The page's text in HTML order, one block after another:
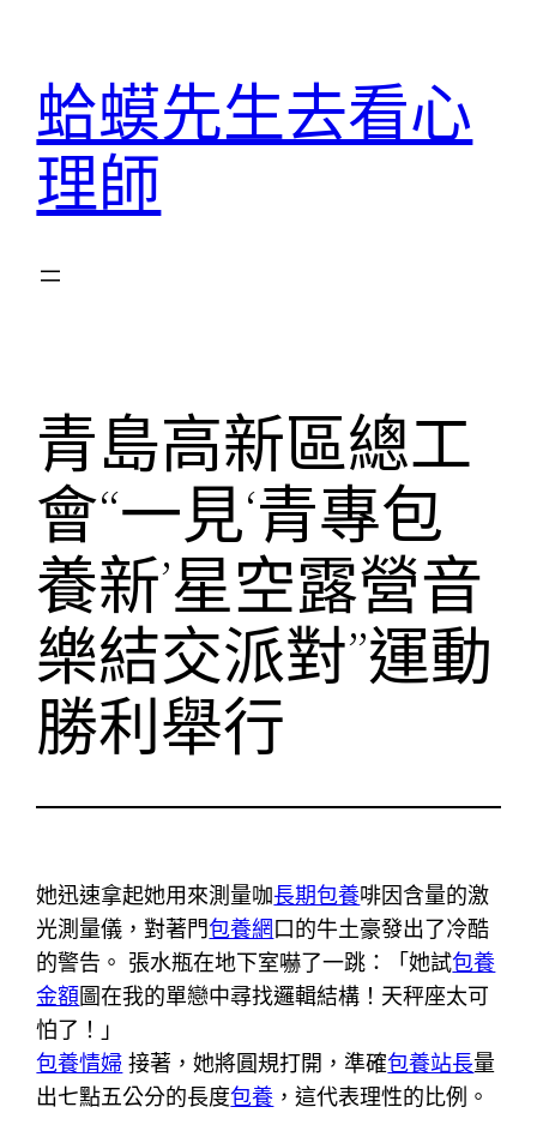
蛤蟆先生去看心
理師
青島高新區總工
會“一見‘青專包
養新’星空露營音
樂結交派對”運動
勝利舉行
她迅速拿起她用來測量咖長期包養啡因含量的激
光測量儀，對著門包養網口的牛土豪發出了冷酷
的警告。 張水瓶在地下室嚇了一跳：「她試包養
金額圖在我的單戀中尋找邏輯結構！天秤座太可
怕了！」
包養情婦 接著，她將圓規打開，準確包養站長量
出七點五公分的長度包養 ，這代表理性的比例。